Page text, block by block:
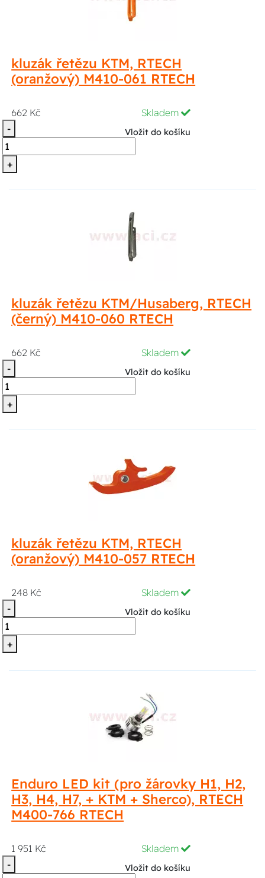
kluzák řetězu KTM, RTECH
(oranžový) M410-061 RTECH
662 Kč
Skladem
-
+
Vložit do košíku
kluzák řetězu KTM/Husaberg, RTECH
(černý) M410-060 RTECH
662 Kč
Skladem
-
+
Vložit do košíku
kluzák řetězu KTM, RTECH
(oranžový) M410-057 RTECH
248 Kč
Skladem
-
+
Vložit do košíku
Enduro LED kit (pro žárovky H1, H2,
H3, H4, H7, + KTM + Sherco), RTECH
M400-766 RTECH
1 951 Kč
Skladem
-
Vložit do košíku